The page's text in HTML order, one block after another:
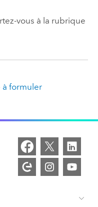
vous à la rubrique
à formuler